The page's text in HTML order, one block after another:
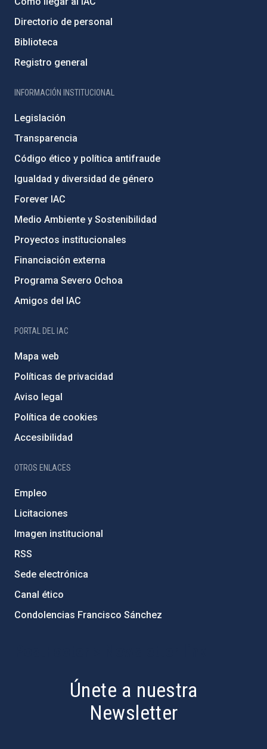
Directorio de personal
Biblioteca
Registro general
INFORMACIÓN INSTITUCIONAL
Legislación
Transparencia
Código ético y política antifraude
Igualdad y diversidad de género
Forever IAC
Medio Ambiente y Sostenibilidad
Proyectos institucionales
Financiación externa
Programa Severo Ochoa
Amigos del IAC
PORTAL DEL IAC
Mapa web
Políticas de privacidad
Aviso legal
Política de cookies
Accesibilidad
OTROS ENLACES
Empleo
Licitaciones
Imagen institucional
RSS
Sede electrónica
Canal ético
Condolencias Francisco Sánchez
Únete a nuestra
Newsletter